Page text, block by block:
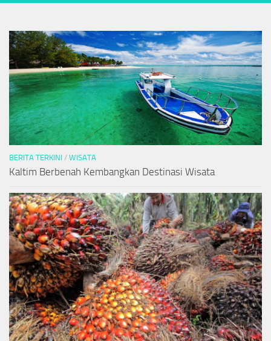
BERITA TERKINI / WISATA
Kaltim Berbenah Kembangkan Destinasi Wisata